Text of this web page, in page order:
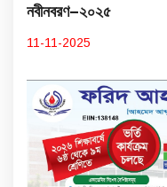
নবীনবরণ–২০২৫
11-11-2025